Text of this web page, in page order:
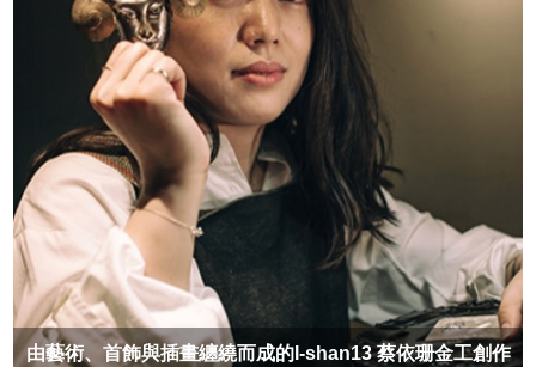
由藝術、首飾與插畫纏繞而成的I-shan13 蔡依珊金工創作